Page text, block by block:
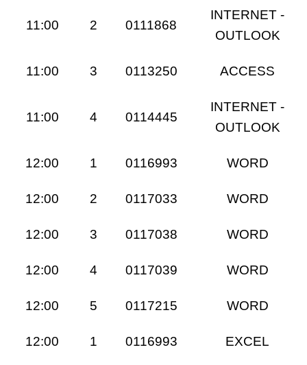
11:00 2 0111868
INTERNET -
OUTLOOK
11:00 3 0113250 ACCESS
11:00 4 0114445
INTERNET -
OUTLOOK
12:00 1 0116993 WORD
12:00 2 0117033 WORD
12:00 3 0117038 WORD
12:00 4 0117039 WORD
12:00 5 0117215 WORD
12:00 1 0116993 EXCEL